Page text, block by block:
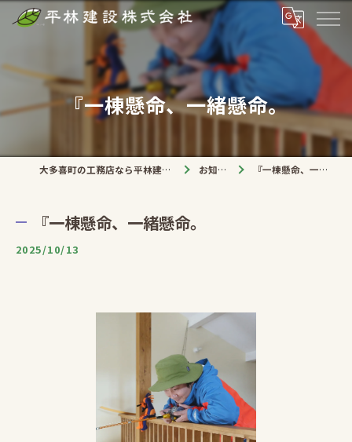
『一棟懸命、一緒懸命。
大多喜町の工務店なら平林建設株式会社 お知らせ 『一棟懸命、一緒懸命。
『一棟懸命、一緒懸命。
2025/10/13